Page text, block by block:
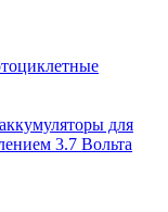
для
3.7 Вольта